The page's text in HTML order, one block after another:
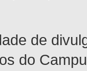
de
do